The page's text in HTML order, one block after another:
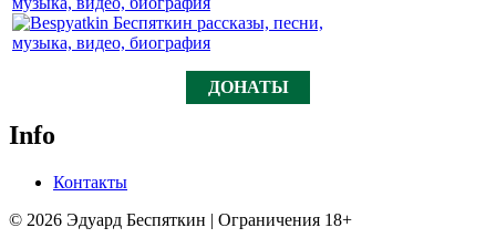
ДОНАТЫ
Info
Контакты
© 2026 Эдуард Беспяткин | Ограничения 18+